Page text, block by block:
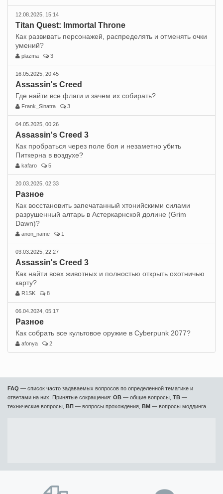
12.08.2025, 15:14
Titan Quest: Immortal Throne
Как развивать персонажей, распределять и отменять очки
умений?
plazma 3
16.05.2025, 20:45
Assassin's Creed
Где найти все флаги и зачем их собирать?
Frank_Sinatra 3
04.05.2025, 00:26
Assassin's Creed 3
Как пробраться через поле боя и незаметно убить
Питкерна в воздухе?
kafaro 5
20.03.2025, 02:33
Разное
Как восстановить запечатанный хтонийскими силами
разрушенный алтарь в Астеркарнской долине (Grim
Dawn)?
anon_name 1
03.03.2025, 22:27
Assassin's Creed 3
Как найти всех животных и полностью открыть охотничью
карту?
R1SK 8
06.04.2024, 05:17
Разное
Как собрать все культовое оружие в Cyberpunk 2077?
afonya 2
FAQ — список часто задаваемых вопросов по определенной тематике и
ответами на них. Принятые сокращения: ОВ — общие вопросы, ТВ —
технические вопросы, ВП — вопросы прохождения, ВМ — вопросы моддинга.